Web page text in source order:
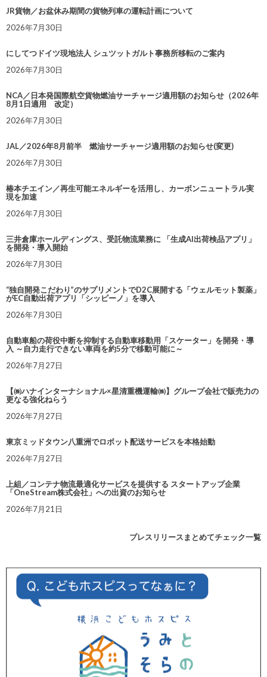
JR貨物／お盆休み期間の貨物列車の運転計画について
2026年7月30日
にしてつドイツ現地法人 シュツットガルト事務所移転のご案内
2026年7月30日
NCA／日本発国際航空貨物燃油サーチャージ適用額のお知らせ（2026年
8月1日適用 改定）
2026年7月30日
JAL／2026年8月前半 燃油サーチャージ適用額のお知らせ(変更)
2026年7月30日
椿本チエイン／再生可能エネルギーを活用し、カーボンニュートラル実
現を加速
2026年7月30日
三井倉庫ホールディングス、受託物流業務に 「生成AI出荷検品アプリ」
を開発・導入開始
2026年7月30日
“独自開発こだわり”のサプリメントでD2C展開する「ウェルモット製薬」
がEC自動出荷アプリ「シッピーノ」を導入
2026年7月30日
自動車船の荷役中断を抑制する自動車移動用「スケーター」を開発・導
入 ～自力走行できない車両を約5分で移動可能に～
2026年7月27日
【㈱ハナインターナショナル×星清重機運輸㈱】グループ会社で販売力の
更なる強化ねらう
2026年7月27日
東京ミッドタウン八重洲でロボット配送サービスを本格始動
2026年7月27日
上組／コンテナ物流最適化サービスを提供する スタートアップ企業
「OneStream株式会社」への出資のお知らせ
2026年7月21日
プレスリリースまとめてチェック一覧